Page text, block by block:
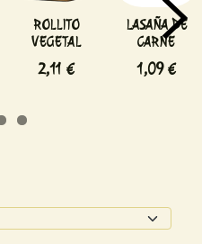
ROLLITO
VEGETAL
2,11 €
LASAÑA DE
CARNE
1,09 €